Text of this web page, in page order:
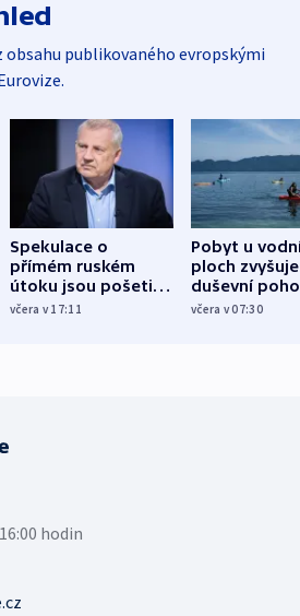
obsahu publikovaného evropskými
Spekulace o
přímém ruském
útoku jsou pošetilé,
míní estonský
včera v 17:11
Pobyt u
ploch zvyšuje
duševní
ukázala
včera v 07:30
hodin